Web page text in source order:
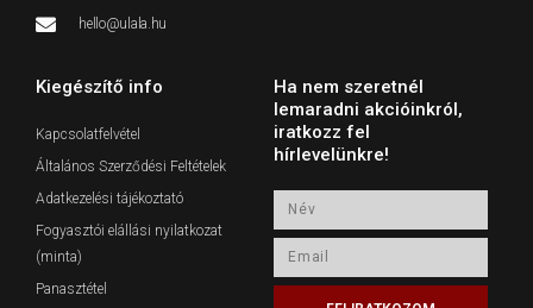
hello@ulala.hu
Kiegészítő info
Kapcsolatfelvétel
Általános Szerződési Feltételek
Adatkezelési tájékoztató
Fogyasztói elállási nyilatkozat
(minta)
Panasztétel
Ha nem szeretnél
lemaradni akcióinkról,
iratkozz fel
hírlevelünkre!